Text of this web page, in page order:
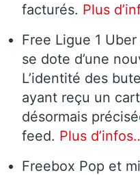
facturés. Plus
Free Ligue 1
se dote d’une
L’identité des
ayant reçu un
désormais
feed. Plus
Freebox Pop et